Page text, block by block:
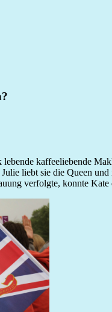
kaffeeliebende
liebt sie die Queen
verfolgte, konnte